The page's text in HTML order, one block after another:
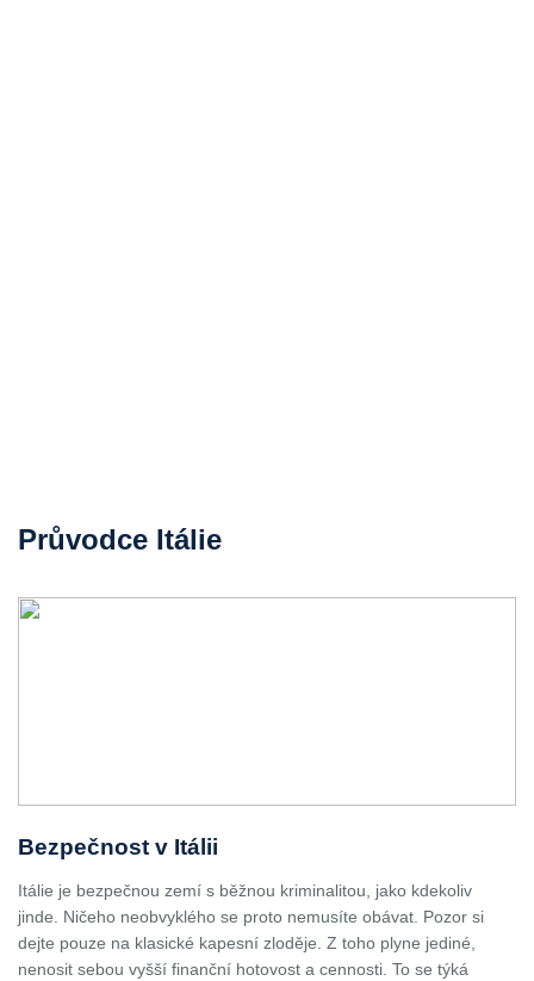
Průvodce Itálie
Bezpečnost v Itálii
Itálie je bezpečnou zemí s běžnou kriminalitou, jako kdekoliv
jinde. Ničeho neobvyklého se proto nemusíte obávat. Pozor si
dejte pouze na klasické kapesní zloděje. Z toho plyne jediné,
nenosit sebou vyšší finanční hotovost a cennosti. To se týká